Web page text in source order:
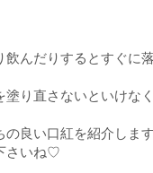
んだりするとすぐに
り直さないといけな
良い口紅を紹介しま
さいね♡